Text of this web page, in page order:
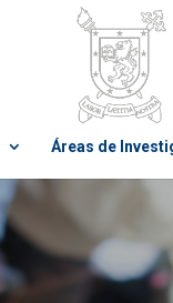
Áreas de